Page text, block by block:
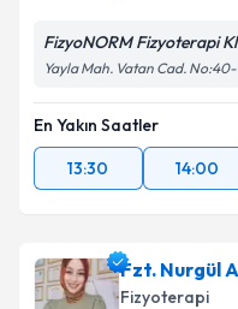
FizyoNORM Fizyoterapi
Yayla Mah. Vatan Cad.
En Yakın Saatler
13:30
14:00
Fzt. Nurgül
Fizyoterapi